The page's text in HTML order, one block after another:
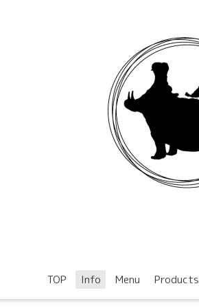
TOP Info Menu Products